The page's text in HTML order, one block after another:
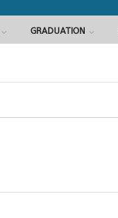
GRADUATION